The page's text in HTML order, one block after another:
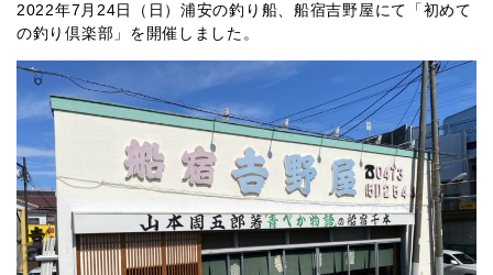
2022年7月24日（日）浦安の釣り船、船宿吉野屋にて「初めて
の釣り倶楽部」を開催しました。